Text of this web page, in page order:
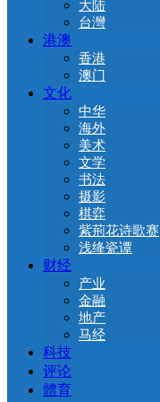
大陆
台灣
港澳
香港
澳门
文化
中华
海外
美术
文学
书法
摄影
棋弈
紫荊花诗歌赛
浅绛瓷谭
财经
产业
金融
地产
马经
科技
评论
體育